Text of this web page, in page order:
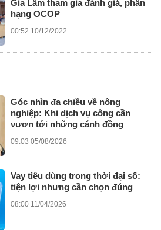
Gia Lâm tham gia đánh giá, phân
hạng OCOP
00:52 10/12/2022
Góc nhìn đa chiều về nông
nghiệp: Khi dịch vụ công cần
vươn tới những cánh đồng
09:03 05/08/2026
Vay tiêu dùng trong thời đại số:
tiện lợi nhưng cần chọn đúng
08:00 11/04/2026